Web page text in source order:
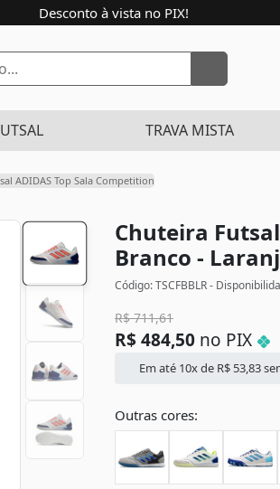
Desconto à vista no PIX!
TRAVA MISTA
ADIDAS Top Sala Competition
Chuteira
Branco -
Código: TSCFBBLR -
R$711,61
R$ 484,50 no PIX
Em até 10x de R$ 53,83
Outras cores: